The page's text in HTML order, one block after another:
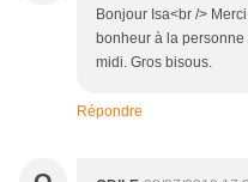
Bonjour Isa<br />
bonheur à la
midi. Gros bisous.
Répondre